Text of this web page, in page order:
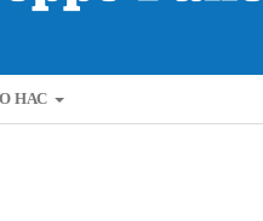
О НАС